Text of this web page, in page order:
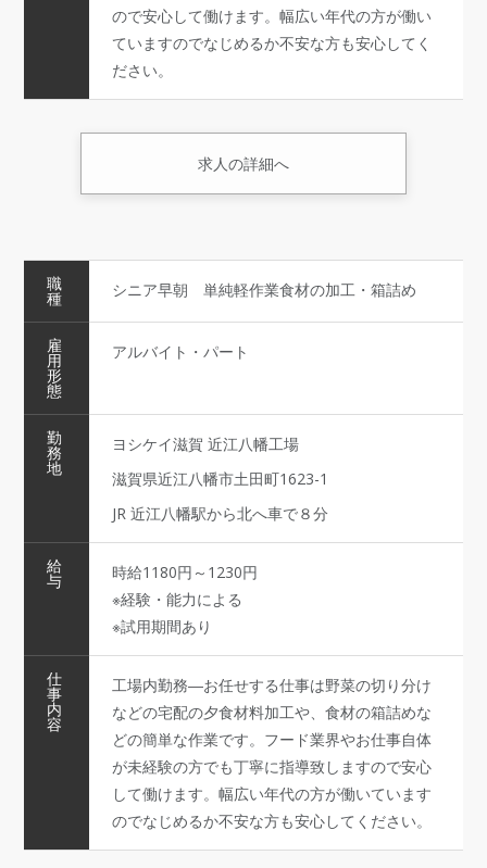
ので安心して働けます。幅広い年代の方が働い
ていますのでなじめるか不安な方も安心してく
ださい。
求人の詳細へ
職
種 シニア早朝 単純軽作業食材の加工・箱詰め
雇
用
形
態
アルバイト・パート
勤
務
地
ヨシケイ滋賀 近江八幡工場
滋賀県近江八幡市土田町1623-1
JR 近江八幡駅から北へ車で８分
給
与
時給1180円～1230円
※経験・能力による
※試用期間あり
仕
事
内
容
工場内勤務―お任せする仕事は野菜の切り分け
などの宅配の夕食材料加工や、食材の箱詰めな
どの簡単な作業です。フード業界やお仕事自体
が未経験の方でも丁寧に指導致しますので安心
して働けます。幅広い年代の方が働いています
のでなじめるか不安な方も安心してください。